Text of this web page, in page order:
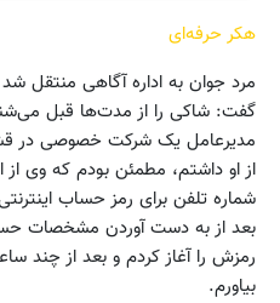
هکر حرفه‌ای
مرد جوان به اداره آگاهی منتقل شد
گفت: شاکی را از مدت‌ها قبل
مدیرعامل یک شرکت خصوصی در
از او داشتم، مطمئن بودم که وی
شماره تلفن برای رمز حساب
بعد از به دست آوردن مشخصات
رمزش را آغاز کردم و بعد از چند
بیاورم.